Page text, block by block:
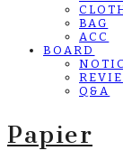
BAG
ACC
BOARD
Q&A
Papier